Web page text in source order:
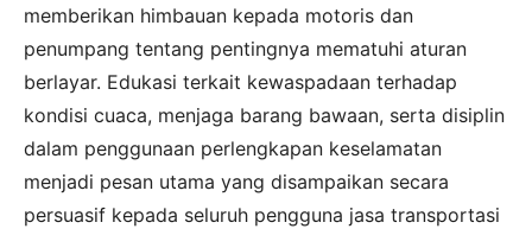
memberikan himbauan kepada motoris dan
penumpang tentang pentingnya mematuhi aturan
berlayar. Edukasi terkait kewaspadaan terhadap
kondisi cuaca, menjaga barang bawaan, serta disiplin
dalam penggunaan perlengkapan keselamatan
menjadi pesan utama yang disampaikan secara
persuasif kepada seluruh pengguna jasa transportasi